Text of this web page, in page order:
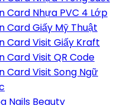
Card Nhựa PVC 4 Lớp
Card Giấy Mỹ Thuật
Card Visit Giấy Kraft
Card Visit QR Code
Card Visit Song Ngữ
Nails Beauty